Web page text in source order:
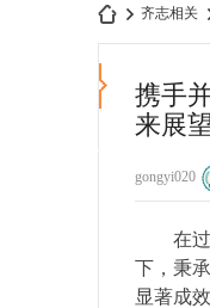
为儿童成长
29
齐志相关
›
携手
来展
gongyi020
在过去
下，秉
显著成